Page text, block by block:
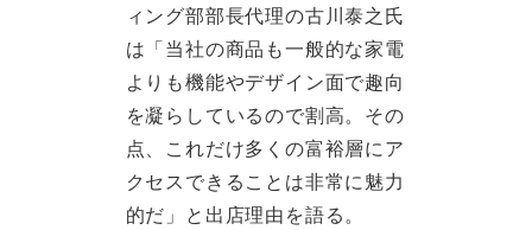
ィング部部長代理の古川泰之氏
は「当社の商品も一般的な家電
よりも機能やデザイン面で趣向
を凝らしているので割高。その
点、これだけ多くの富裕層にア
クセスできることは非常に魅力
的だ」と出店理由を語る。